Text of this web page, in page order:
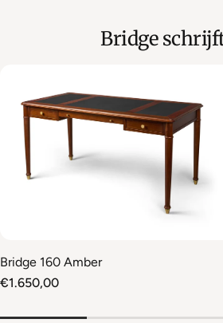
Bridge
Bridge 160 Amber
Normale
€1.650,00